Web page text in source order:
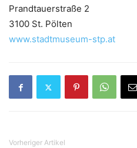
Prandtauerstraße 2
3100 St. Pölten
www.stadtmuseum-stp.at
Vorheriger Artikel